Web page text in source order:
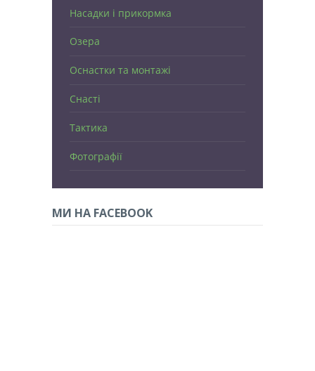
Насадки і прикормка
Озера
Оснастки та монтажі
Снасті
Тактика
Фотографії
МИ НА FACEBOOK